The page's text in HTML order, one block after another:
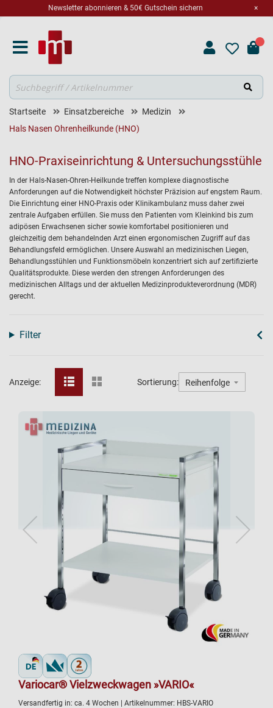
×
Newsletter abonnieren & 50€ Gutschein sichern
Suche
Startseite Einsatzbereiche
Medizin
Hals Nasen Ohrenheilkunde (HNO)
HNO-Praxiseinrichtung & Untersuchungsstühle
In der Hals-Nasen-Ohren-Heilkunde treffen komplexe diagnostische
Anforderungen auf die Notwendigkeit höchster Präzision auf engstem Raum.
Die Einrichtung einer HNO-Praxis oder Klinikambulanz muss daher zwei
zentrale Aufgaben erfüllen. Sie muss den Patienten vom Kleinkind bis zum
adipösen Erwachsenen sicher sowie komfortabel positionieren und
gleichzeitig dem behandelnden Arzt einen ergonomischen Zugriff auf das
Behandlungsfeld ermöglichen. Unsere Auswahl an medizinischen Liegen,
Behandlungsstühlen und Funktionsmöbeln konzentriert sich auf zertifizierte
Qualitätsprodukte. Diese werden den strengen Anforderungen des
medizinischen Alltags und der aktuellen Medizinprodukteverordnung (MDR)
gerecht.
Filter
Anzeige: Sortierung:
Variocar® Vielzweckwagen »VARIO«
Versandfertig in: ca. 4 Wochen | Artikelnummer: HBS-VARIO